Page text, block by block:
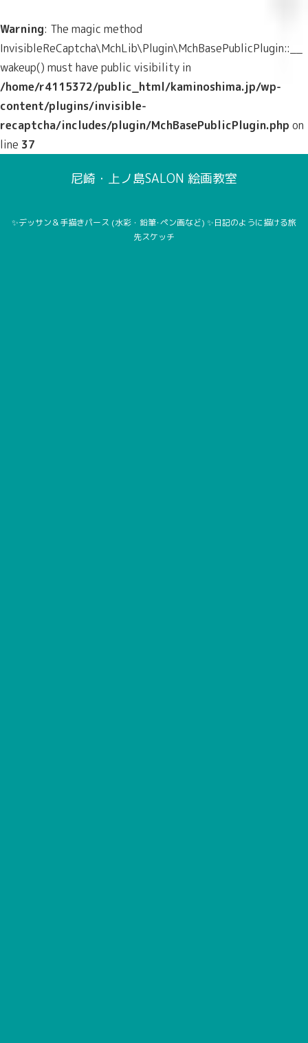
Warning: The magic method
InvisibleReCaptcha\MchLib\Plugin\MchBasePublicPlugin::__
wakeup() must have public visibility in
/home/r4115372/public_html/kaminoshima.jp/wp-
content/plugins/invisible-
recaptcha/includes/plugin/MchBasePublicPlugin.php on
line 37
尼崎・上ノ島SALON 絵画教室
✨デッサン＆手描きパース (水彩・鉛筆･ペン画など) ✨日記のように描ける旅
先スケッチ